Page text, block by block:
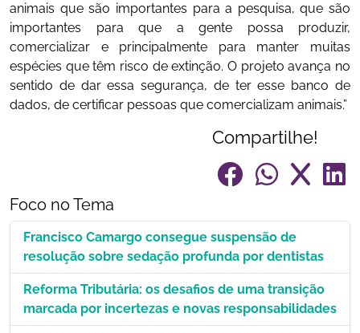
animais que são importantes para a pesquisa, que são
importantes para que a gente possa produzir,
comercializar e principalmente para manter muitas
espécies que têm risco de extinção. O projeto avança no
sentido de dar essa segurança, de ter esse banco de
dados, de certificar pessoas que comercializam animais.”
Compartilhe!
Foco no Tema
Francisco Camargo consegue suspensão de
resolução sobre sedação profunda por dentistas
Reforma Tributária: os desafios de uma transição
marcada por incertezas e novas responsabilidades